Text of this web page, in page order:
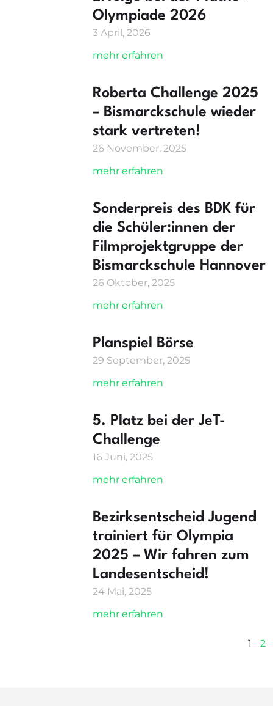
Olympiade 2026
3 April, 2026
mehr erfahren
Roberta Challenge 2025
– Bismarckschule wieder
stark vertreten!
26 November, 2025
mehr erfahren
Sonderpreis des BDK für
die Schüler:innen der
Filmprojektgruppe der
Bismarckschule Hannover
26 Oktober, 2025
mehr erfahren
Planspiel Börse
29 September, 2025
mehr erfahren
5. Platz bei der JeT-
Challenge
16 Juni, 2025
mehr erfahren
Bezirksentscheid Jugend
trainiert für Olympia
2025 – Wir fahren zum
Landesentscheid!
24 Mai, 2025
mehr erfahren
1 2